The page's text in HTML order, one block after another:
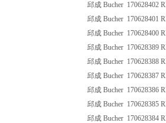
邱成 Bucher 170628402
邱成 Bucher 170628401
邱成 Bucher 170628400
邱成 Bucher 170628389
邱成 Bucher 170628388
邱成 Bucher 170628387
邱成 Bucher 170628386
邱成 Bucher 170628385
邱成 Bucher 170628384